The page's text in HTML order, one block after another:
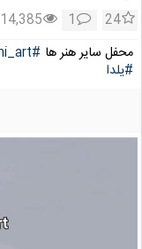
24
1
14,385
محفل سایر هنر ها #behzadeslami_art
#یلدا